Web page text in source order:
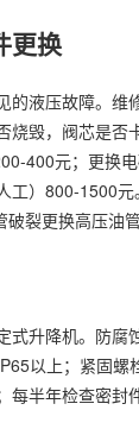
更换
的液压故障。
烧毁，阀芯是
400元；更换
工）800-1500
裂更换高压油
式升降机。防
以上；紧固
每半年检查密